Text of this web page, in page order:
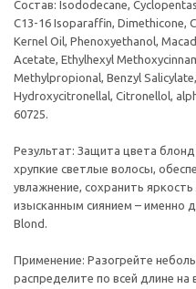
Состав: Isododecane,
C13-16 Isoparaffin, Dimethicone,
Kernel Oil, Phenoxyethanol,
Acetate, Ethylhexyl
Methylpropional, Benzyl
Hydroxycitronellal, Citronellol,
60725.
Результат: Защита цвета
хрупкие светлые волосы,
увлажнение, сохранить
изысканным сиянием – именно
Blond.
Применение: Разогрейте
распределите по всей длине